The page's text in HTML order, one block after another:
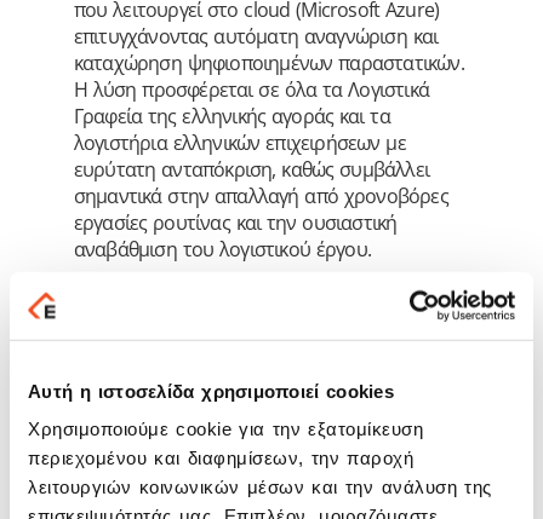
Αυτή η ιστοσελίδα χρησιμοποιεί cookies
Χρησιμοποιούμε cookie για την εξατομίκευση
περιεχομένου και διαφημίσεων, την παροχή
λειτουργιών κοινωνικών μέσων και την ανάλυση της
που λειτουργεί στο cloud (Microsoft Azure)
επιτυγχάνoντας αυτόματη αναγνώριση και
καταχώρηση ψηφιοποιημένων παραστατικών.
Η λύση προσφέρεται σε όλα τα Λογιστικά
Γραφεία της ελληνικής αγοράς και τα
λογιστήρια ελληνικών επιχειρήσεων με
ευρύτατη ανταπόκριση, καθώς συμβάλλει
σημαντικά στην απαλλαγή από χρονοβόρες
εργασίες ρουτίνας και την ουσιαστική
αναβάθμιση του λογιστικού έργου.
Όμιλο
ήρθε στην κατηγορία «Υπηρεσίες
ηλεκτρονικής τιμολόγησης» για τη
Εγγύηση της Epsilon Net». Η
πλατφόρμαEpsilon Digital είναι από τις
πρώτες λύσεις που πιστοποιήθηκαν από την
Α.Α.Δ.Ε. ως Πάροχος Υπηρεσιών Ηλεκτρονικής
Έκδοσης. Πρόκειται για μία